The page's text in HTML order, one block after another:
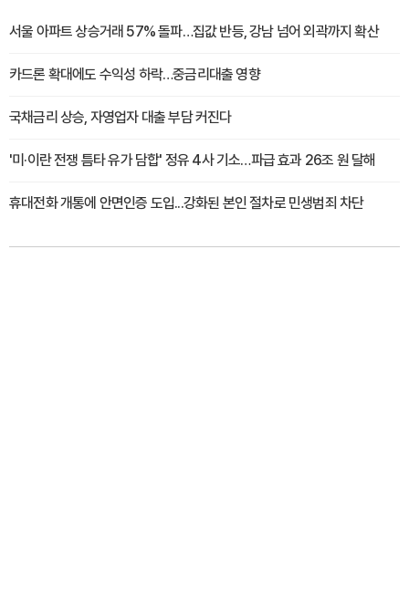
서울 아파트 상승거래 57% 돌파…집값 반등, 강남 넘어 외곽까지 확산
카드론 확대에도 수익성 하락…중금리대출 영향
국채금리 상승, 자영업자 대출 부담 커진다
'미·이란 전쟁 틈타 유가 담합' 정유 4사 기소…파급 효과 26조 원 달해
휴대전화 개통에 안면인증 도입...강화된 본인 절차로 민생범죄 차단